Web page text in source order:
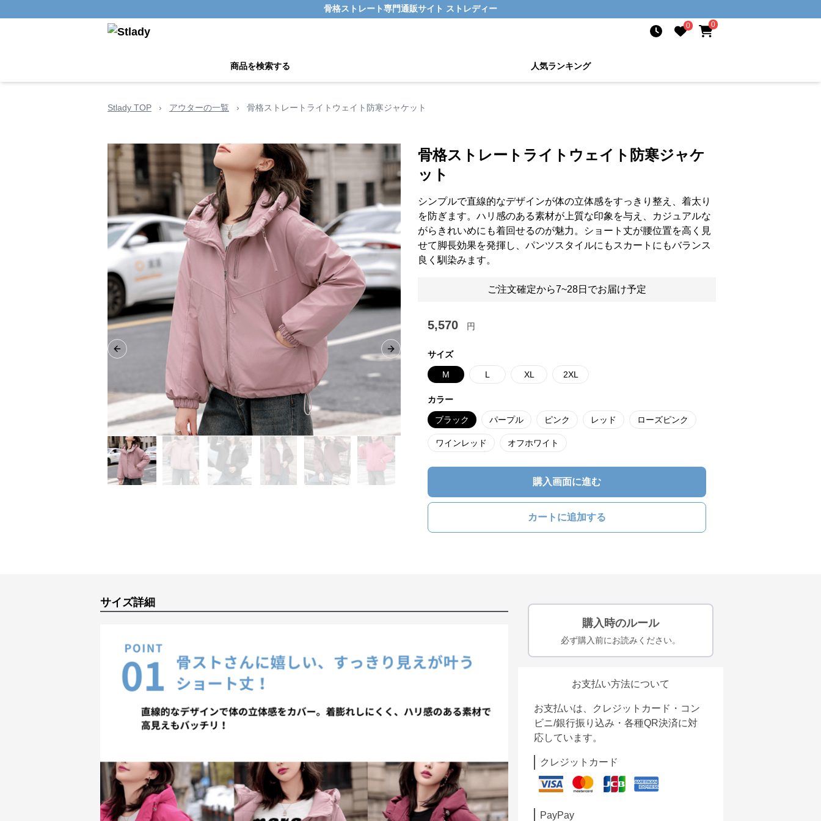
骨格ストレート専門通販サイト ストレディー
0 0
商品を検索する 人気ランキング
Stlady TOP › アウターの一覧 › 骨格ストレートライトウェイト防寒ジャケット
Previous slide Next slide
骨格ストレートライトウェイト防寒ジャケ
ット
シンプルで直線的なデザインが体の立体感をすっきり整え、着太り
を防ぎます。ハリ感のある素材が上質な印象を与え、カジュアルな
がらきれいめにも着回せるのが魅力。ショート丈が腰位置を高く見
せて脚長効果を発揮し、パンツスタイルにもスカートにもバランス
良く馴染みます。
ご注文確定から7~28日でお届け予定
5,570 円
サイズ
M L XL 2XL
カラー
ブラック パープル ピンク レッド ローズピンク
ワインレッド オフホワイト
購入画面に進む
カートに追加する
サイズ詳細
購入時のルール
必ず購入前にお読みください。
お支払い方法について
お支払いは、クレジットカード・コン
ビニ/銀行振り込み・各種QR決済に対
応しています。
クレジットカード
PayPay